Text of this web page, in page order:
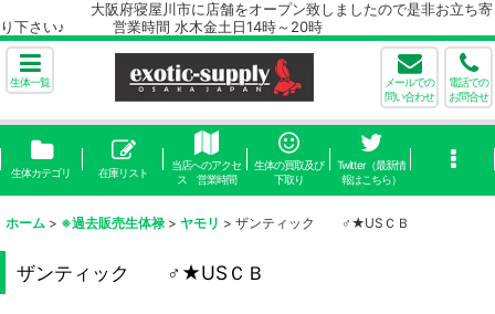
大阪府寝屋川市に店舗をオープン致しましたので是非お立ち寄
り下さい♪ 営業時間 水木金土日14時～20時
生体一覧
メールでの
問い合わせ
電話での
お問合せ
生体カテゴリ 在庫リスト
当店へのアクセ
ス 営業時間
生体の買取及び
下取り
Twitter（最新情
報はこちら）
ホーム > ※過去販売生体禄 > ヤモリ > ザンティック ♂★USＣＢ
ザンティック ♂★USＣＢ